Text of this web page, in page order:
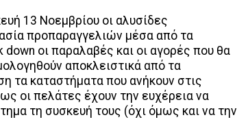
13 Νοεμβρίου οι αλυσίδες
προπαραγγελιών μέσα από τα
οι παραλαβές και οι αγορές που θα
αποκλειστικά από τα
τα καταστήματα που ανήκουν στις
οι πελάτες έχουν την ευχέρεια να
τη συσκευή τους (όχι όμως και να την